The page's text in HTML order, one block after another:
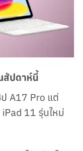
สัปดาห์นี้
A17 Pro แต่
11 รุ่นใหม่